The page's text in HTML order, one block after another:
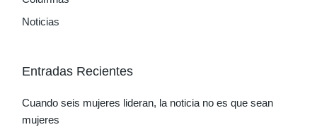
Noticias
Entradas Recientes
Cuando seis mujeres lideran, la noticia no es que sean
mujeres